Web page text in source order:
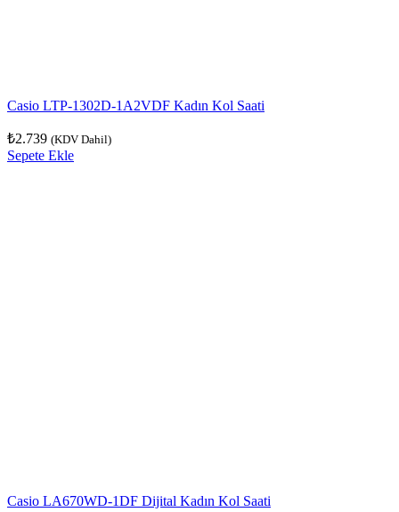
Casio LTP-1302D-1A2VDF Kadın Kol Saati
₺2.739 (KDV Dahil)
Sepete Ekle
Casio LA670WD-1DF Dijital Kadın Kol Saati